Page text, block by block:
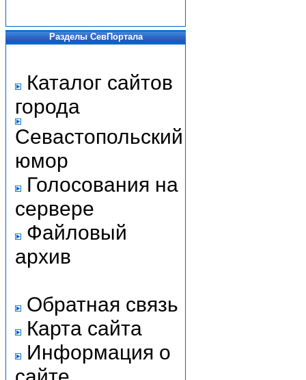
Разделы СевПортала
Каталог сайтов
города
Севастопольский
юмор
Голосования на
сервере
Файловый
архив
Обратная связь
Карта сайта
Информация о